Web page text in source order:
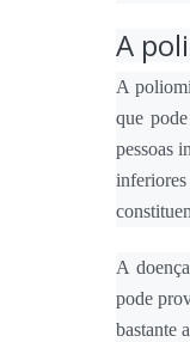
A
A
que
pessoas
A
pode
bastante